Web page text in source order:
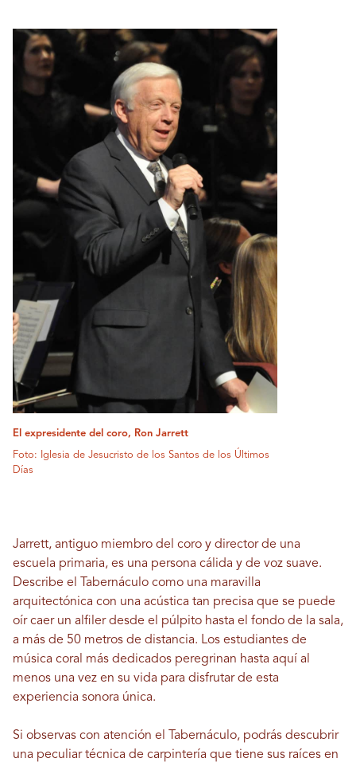
El expresidente del coro, Ron Jarrett
Foto: Iglesia de Jesucristo de los Santos de los Últimos
Días
Jarrett, antiguo miembro del coro y director de una
escuela primaria, es una persona cálida y de voz suave.
Describe el Tabernáculo como una maravilla
arquitectónica con una acústica tan precisa que se puede
oír caer un alfiler desde el púlpito hasta el fondo de la sala,
a más de 50 metros de distancia. Los estudiantes de
música coral más dedicados peregrinan hasta aquí al
menos una vez en su vida para disfrutar de esta
experiencia sonora única.
Si observas con atención el Tabernáculo, podrás descubrir
una peculiar técnica de carpintería que tiene sus raíces en